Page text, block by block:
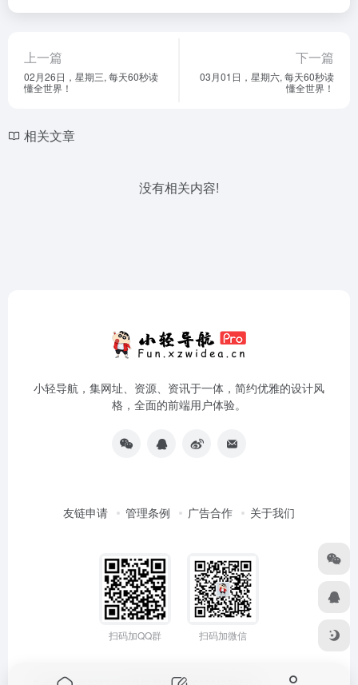
上一篇
02月26日，星期三, 每天60秒读
懂全世界！
下一篇
03月01日，星期六, 每天60秒读
懂全世界！
相关文章
没有相关内容!
小轻导航，集网址、资源、资讯于一体，简约优雅的设计风
格，全面的前端用户体验。
友链申请 管理条例 广告合作 关于我们
扫码加QQ群 扫码加微信